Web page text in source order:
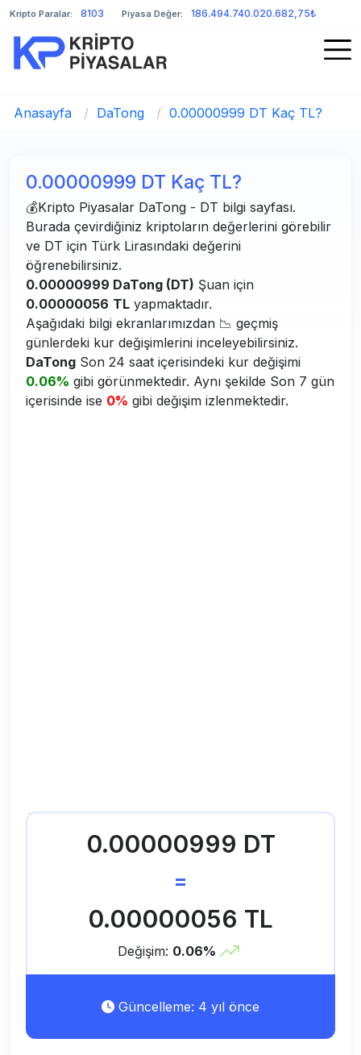
Kripto Paralar: 8103 Piyasa Değer: 186.494.740.020.682,75₺
Anasayfa / DaTong / 0.00000999 DT Kaç TL?
0.00000999 DT Kaç TL?
💰Kripto Piyasalar DaTong - DT bilgi sayfası.
Burada çevirdiğiniz kriptoların değerlerini görebilir
ve DT için Türk Lirasındaki değerini
öğrenebilirsiniz.
0.00000999 DaTong (DT) Şuan için
0.00000056 TL yapmaktadır.
Aşağıdaki bilgi ekranlarımızdan 📉 geçmiş
günlerdeki kur değişimlerini inceleyebilirsiniz.
DaTong Son 24 saat içerisindeki kur değişimi
0.06% gibi görünmektedir. Aynı şekilde Son 7 gün
içerisinde ise 0% gibi değişim izlenmektedir.
0.00000999 DT
=
0.00000056 TL
Değişim: 0.06%
Güncelleme: 4 yıl önce